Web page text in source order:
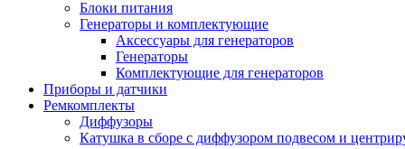
Блоки питания
Генераторы и комплектующие
Аксессуары для генераторов
Генераторы
Комплектующие для генераторов
Приборы и датчики
Ремкомплекты
Диффузоры
Катушка в сборе с диффузором подвесом и